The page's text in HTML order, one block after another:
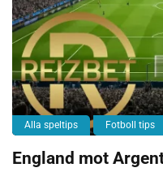
Alla speltips Fotboll tips
England mot